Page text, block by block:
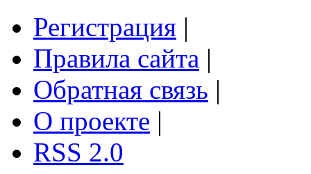
Регистрация |
Правила сайта |
Обратная связь |
О проекте |
RSS 2.0